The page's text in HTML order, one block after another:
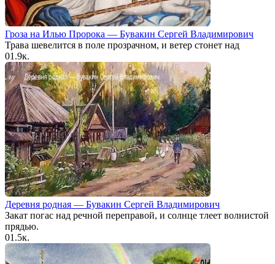
Гроза на Илью Пророка — Бувакин Сергей Владимирович
Трава шевелится в поле прозрачном, и ветер стонет над
01.9к.
Деревня родная — Бувакин Сергей Владимирович
Закат погас над речной переправой, и солнце тлеет волнистой
прядью.
01.5к.